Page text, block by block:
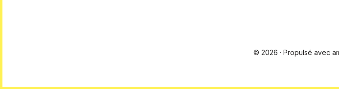
© 2026 · Propulsé avec